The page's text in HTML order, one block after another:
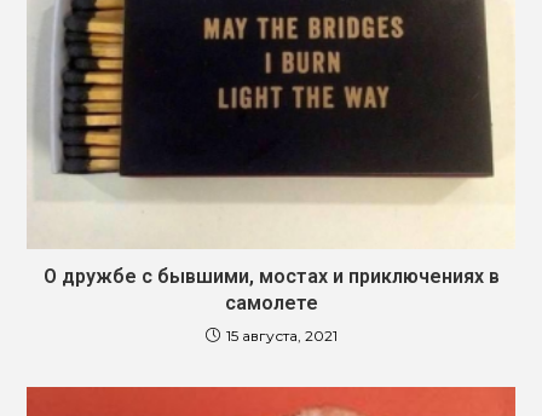
О дружбе с бывшими, мостах и приключениях в
самолете
15 августа, 2021